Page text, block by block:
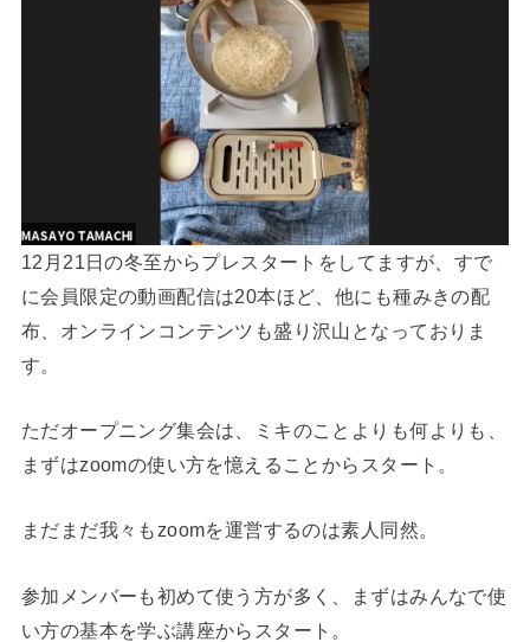
12月21日の冬至からプレスタートをしてますが、すで
に会員限定の動画配信は20本ほど、他にも種みきの配
布、オンラインコンテンツも盛り沢山となっておりま
す。
ただオープニング集会は、ミキのことよりも何よりも、
まずはzoomの使い方を憶えることからスタート。
まだまだ我々もzoomを運営するのは素人同然。
参加メンバーも初めて使う方が多く、まずはみんなで使
い方の基本を学ぶ講座からスタート。